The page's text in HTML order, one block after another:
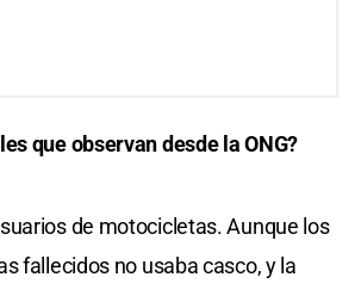
que observan desde la ONG?
de motocicletas. Aunque los
fallecidos no usaba casco, y la